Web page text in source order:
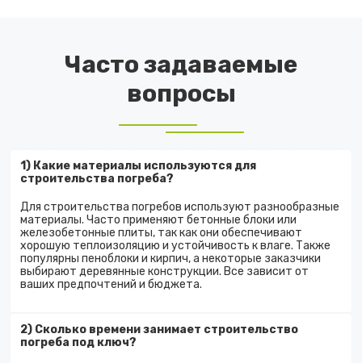
Часто задаваемые
вопросы
1) Какие материалы используются для
строительства погреба?
Для строительства погребов используют разнообразные
материалы. Часто применяют бетонные блоки или
железобетонные плиты, так как они обеспечивают
хорошую теплоизоляцию и устойчивость к влаге. Также
популярны пеноблоки и кирпич, а некоторые заказчики
выбирают деревянные конструкции. Все зависит от
ваших предпочтений и бюджета.
2) Сколько времени занимает строительство
погреба под ключ?